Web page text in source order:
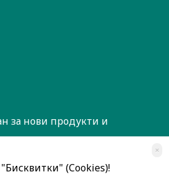
за нови продукти и
×
(Cookies)!